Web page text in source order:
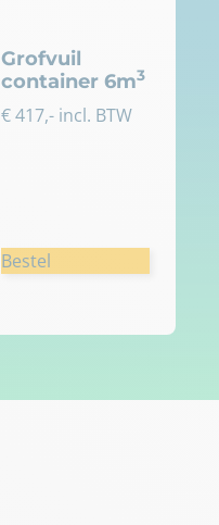
Grofvuil
container 6m3
€417,- incl. BTW
Bestel